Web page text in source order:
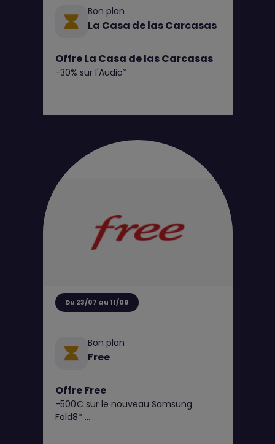
Bon plan
La Casa de las Carcasas
Offre La Casa de las Carcasas
-30% sur l'Audio*
Du 23/07 au 11/08
Bon plan
Free
Offre Free
-500€ sur le nouveau Samsung
Fold8*